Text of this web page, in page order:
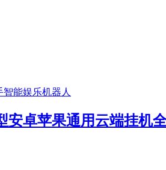
安卓苹果通用云端挂机